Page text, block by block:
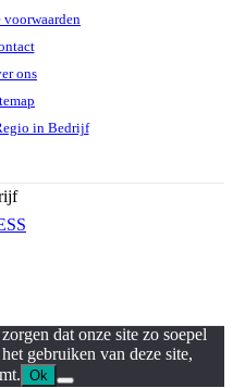
voorwaarden
ons
in Bedrijf
dat onze site zo soepel
gebruiken van deze site,
Ok